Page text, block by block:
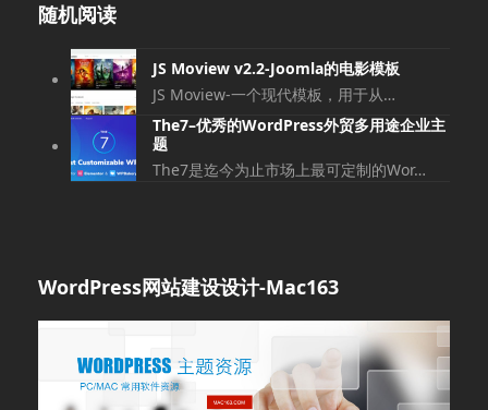
随机阅读
JS Moview v2.2-Joomla的电影模板
JS Moview-一个现代模板，用于从…
The7–优秀的WordPress外贸多用途企业主
题
The7是迄今为止市场上最可定制的Wor…
WordPress网站建设设计-Mac163